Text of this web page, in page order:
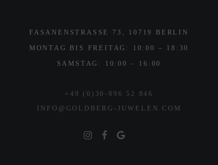
FASANENSTRASSE 73, 10719 BERLIN
MONTAG BIS FREITAG: 10:00 – 18:30
SAMSTAG: 10:00 – 16:00
+49 (0)30-896 52 846
INFO@GOLDBERG-JUWELEN.COM